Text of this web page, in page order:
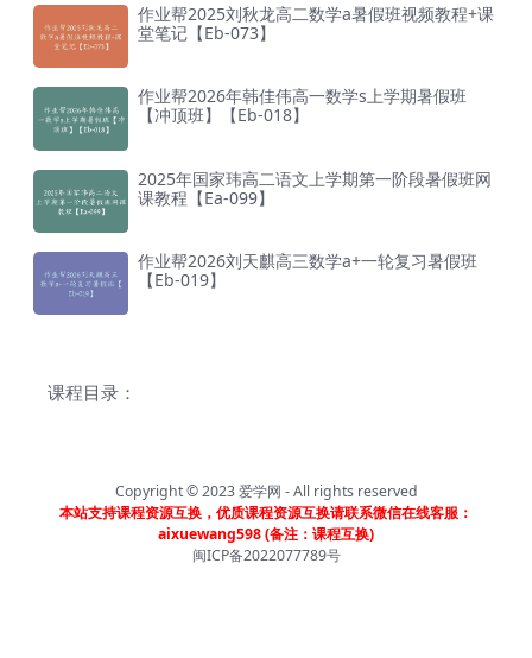
作业帮2025刘秋龙高二数学a暑假班视频教程+课
堂笔记【Eb-073】
作业帮2026年韩佳伟高一数学s上学期暑假班
【冲顶班】【Eb-018】
2025年国家玮高二语文上学期第一阶段暑假班网
课教程【Ea-099】
作业帮2026刘天麒高三数学a+一轮复习暑假班
【Eb-019】
课程目录：
Copyright © 2023爱学网 - All rights reserved
本站支持课程资源互换，优质课程资源互换请联系微信在线客服：
aixuewang598 (备注：课程互换)
闽ICP备2022077789号